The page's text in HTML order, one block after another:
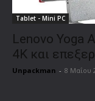
Tablet - Mini PC
Lenovo Yoga
4K και
Unpackman - 8 Μαΐου